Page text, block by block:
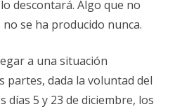
descontará. Algo que no
se ha producido nunca.
a una situación
partes, dada la voluntad del
días 5 y 23 de diciembre, los